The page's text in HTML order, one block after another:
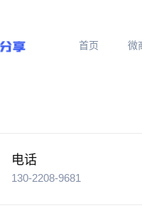
首页 微
电话
130-2208-9681